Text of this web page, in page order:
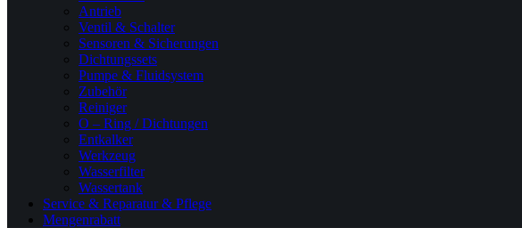
Antrieb
Ventil & Schalter
Sensoren & Sicherungen
Dichtungssets
Pumpe & Fluidsystem
Zubehör
Reiniger
O – Ring / Dichtungen
Entkalker
Werkzeug
Wasserfilter
Wassertank
Service & Reparatur & Pflege
Mengenrabatt